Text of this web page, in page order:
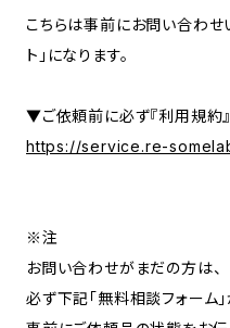
こちらは事前にお問い合わ
ト」になります。
▼ご依頼前に必ず『利用規約』
https://service.re-
※注
お問い合わせがまだの方は、
必ず下記「無料相談フォーム」